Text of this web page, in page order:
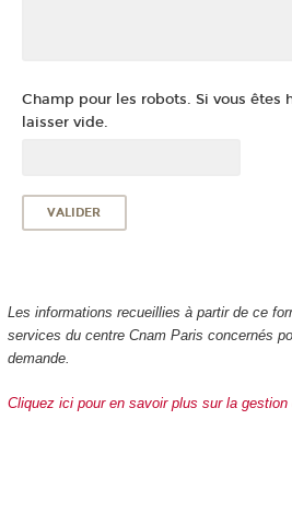
Champ pour les robots. Si vous êtes
laisser vide.
Les informations recueillies à partir de ce
services du centre Cnam Paris concernés
demande.
Cliquez ici pour en savoir plus sur la